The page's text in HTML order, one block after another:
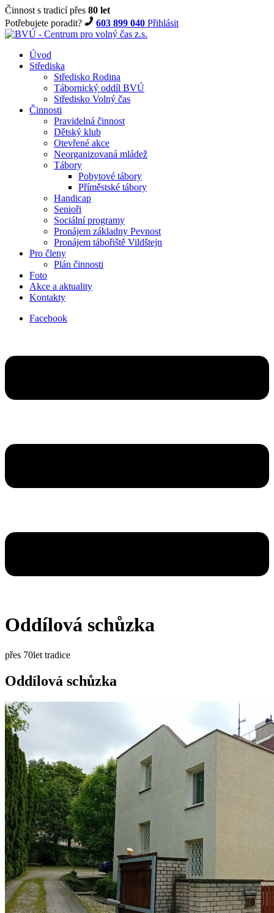
Činnost s tradicí přes 80 let
Potřebujete poradit?
603 899 040 Přihlásit
Úvod
Střediska
Středisko Rodina
Tábornický oddíl BVÚ
Středisko Volný čas
Činnosti
Pravidelná činnost
Dětský klub
Otevřené akce
Neorganizovaná mládež
Tábory
Pobytové tábory
Příměstské tábory
Handicap
Senioři
Sociální programy
Pronájem základny Pevnost
Pronájem tábořiště Vildštejn
Pro členy
Plán činnosti
Foto
Akce a aktuality
Kontakty
Facebook
Oddílová schůzka
přes 70let tradice
Oddílová schůzka